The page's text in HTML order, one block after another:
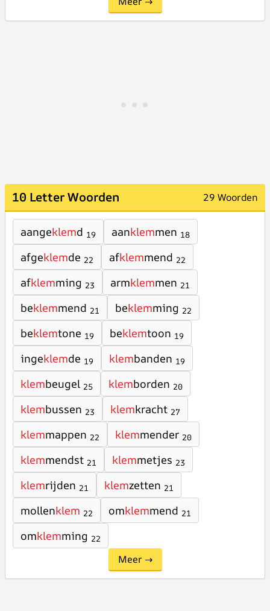
10 Letter Woorden 29 Woorden
aangeklemd 19 aanklemmen 18
afgeklemde 22 afklemmend 22
afklemming 23 armklemmen 21
beklemmend 21 beklemming 22
beklemtone 19 beklemtoon 19
ingeklemde 19 klembanden 19
klembeugel 25 klemborden 20
klembussen 23 klemkracht 27
klemmappen 22 klemmender 20
klemmendst 21 klemmetjes 23
klemrijden 21 klemzetten 21
mollenklem 22 omklemmend 21
omklemming 22
Meer →